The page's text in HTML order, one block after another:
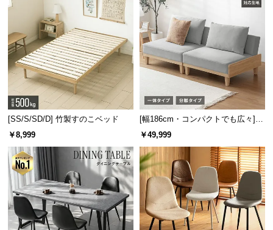
[SS/S/SD/D] 竹製すのこベッド
￥8,999
[幅186cm・コンパクトでも広々] 3
人掛けソファベッド リクライニン
￥49,999